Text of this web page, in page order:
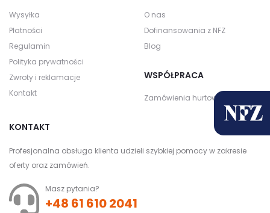
Wysyłka
Płatności
Regulamin
Polityka prywatności
Zwroty i reklamacje
Kontakt
O nas
Dofinansowania z NFZ
Blog
WSPÓŁPRACA
Zamówienia hurtowe
KONTAKT
Profesjonalna obsługa klienta udzieli szybkiej pomocy w zakresie
oferty oraz zamówień.
Masz pytania?
+48 61 610 2041